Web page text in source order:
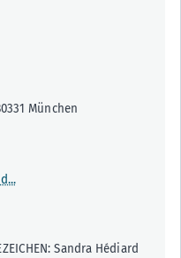
München
Sandra Hédiard